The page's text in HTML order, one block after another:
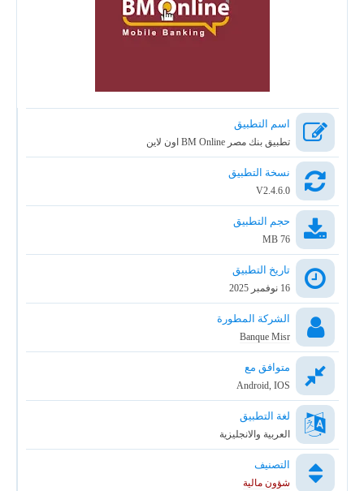
اسم التطبيق
تطبيق بنك مصر BM Online اون لاين
نسخة التطبيق
V2.4.6.0
حجم التطبيق
76 MB
تاريخ التطبيق
16 نوفمبر 2025
الشركة المطورة
Banque Misr
متوافق مع
Android, IOS
لغة التطبيق
العربية والانجليزية
التصنيف
شؤون مالية